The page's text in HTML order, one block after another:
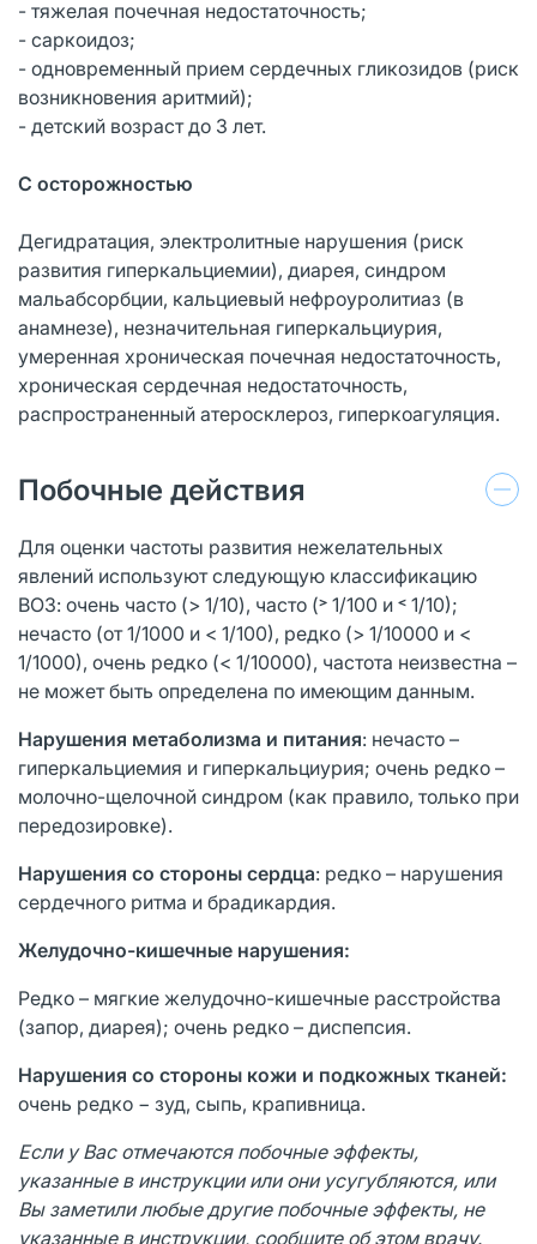
- тяжелая почечная недостаточность;
- саркоидоз;
- одновременный прием сердечных гликозидов (риск
возникновения аритмий);
- детский возраст до 3 лет.
С осторожностью
Дегидратация, электролитные нарушения (риск
развития гиперкальциемии), диарея, синдром
мальабсорбции, кальциевый нефроуролитиаз (в
анамнезе), незначительная гиперкальциурия,
умеренная хроническая почечная недостаточность,
хроническая сердечная недостаточность,
распространенный атеросклероз, гиперкоагуляция.
Побочные действия
Для оценки частоты развития нежелательных
явлений используют следующую классификацию
ВОЗ: очень часто (> 1/10), часто (˃ 1/100 и ˂ 1/10);
нечасто (от 1/1000 и < 1/100), редко (> 1/10000 и <
1/1000), очень редко (< 1/10000), частота неизвестна –
не может быть определена по имеющим данным.
Нарушения метаболизма и питания: нечасто –
гиперкальциемия и гиперкальциурия; очень редко –
молочно-щелочной синдром (как правило, только при
передозировке).
Нарушения со стороны сердца: редко – нарушения
сердечного ритма и брадикардия.
Желудочно-кишечные нарушения:
Редко – мягкие желудочно-кишечные расстройства
(запор, диарея); очень редко – диспепсия.
Нарушения со стороны кожи и подкожных тканей:
очень редко − зуд, сыпь, крапивница.
Если у Вас отмечаются побочные эффекты,
указанные в инструкции или они усугубляются, или
Вы заметили любые другие побочные эффекты, не
указанные в инструкции, сообщите об этом врачу.